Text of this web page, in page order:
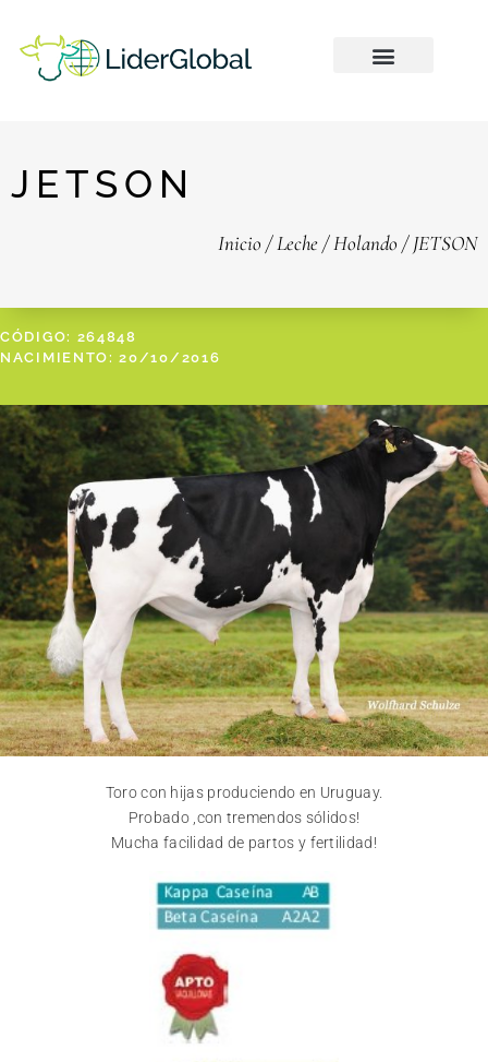
JETSON
Inicio /Leche /Holando / JETSON
CÓDIGO: 264848
NACIMIENTO: 20/10/2016
Toro con hijas produciendo en Uruguay.
Probado ,con tremendos sólidos!
Mucha facilidad de partos y fertilidad!